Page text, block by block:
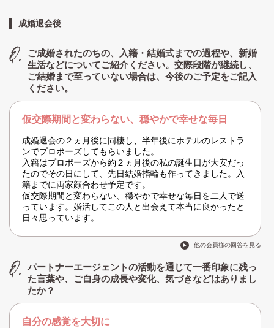
成婚退会後
ご成婚されたのちの、入籍・結婚式までの過程や、新婚
生活などについてご紹介ください。交際段階が継続し、
ご結婚まで至っていない場合は、今後のご予定をご記入
ください。
仮交際期間と変わらない、穏やかで幸せな毎日
成婚退会の２ヵ月後に同棲し、半年後にホテルのレストラ
ンでプロポーズしてもらいました。
入籍はプロポーズから約２ヵ月後の私の誕生日が大安だっ
たのでその日にして、先日結婚指輪も作ってきました。入
籍までに両家顔合わせ予定です。
仮交際期間と変わらない、穏やかで幸せな毎日を二人で送
っています。婚活してこの人と出会えて本当に良かったと
日々思っています。
他の会員様の回答を見る
パートナーエージェントの活動を通じて一番印象に残っ
た言葉や、ご自身の成長や変化、気づきなどはありまし
たか？
自分の感覚を大切に